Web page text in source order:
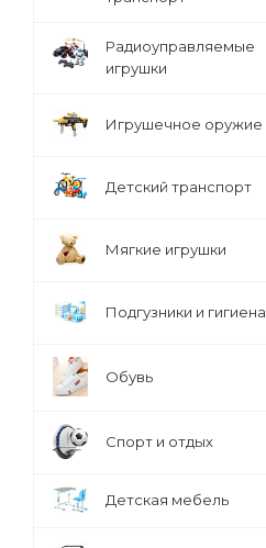
Радиоуправляемые
игрушки
Игрушечное оружие
Детский транспорт
Мягкие игрушки
Подгузники и гигиена
Обувь
Спорт и отдых
Детская мебель